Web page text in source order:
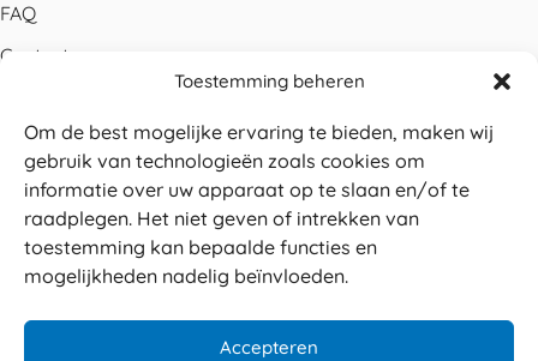
Toestemming beheren
Om de best mogelijke ervaring te bieden, maken wij
gebruik van technologieën zoals cookies om
informatie over uw apparaat op te slaan en/of te
raadplegen. Het niet geven of intrekken van
toestemming kan bepaalde functies en
mogelijkheden nadelig beïnvloeden.
Accepteren
FAQ
Contact
Betalen
Levering
Retouren
Service en garantie